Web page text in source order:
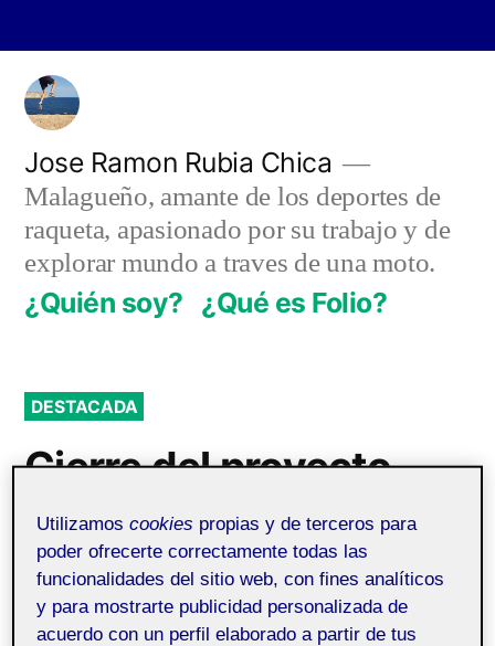
Saltar
contenido
Jose Ramon Rubia Chica
Malagueño, amante de los deportes de
raqueta, apasionado por su trabajo y de
explorar mundo a traves de una moto.
¿Quién soy? ¿Qué es Folio?
DESTACADA
Cierre del proyecto
Iniciación a las
competencias TIC
Pública
Utilizamoscookies propias y de terceros para
poder ofrecerte correctamente todas las
funcionalidades del sitio web, con fines analíticos
y para mostrarte publicidad personalizada de
acuerdo con un perfil elaborado a partir de tus